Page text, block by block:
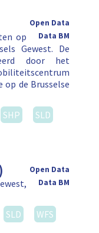
Open Data
Data BM
op
Gewest. De
door het
de Brusselse
SHP
SLD
Open Data
Data BM
SLD
WFS